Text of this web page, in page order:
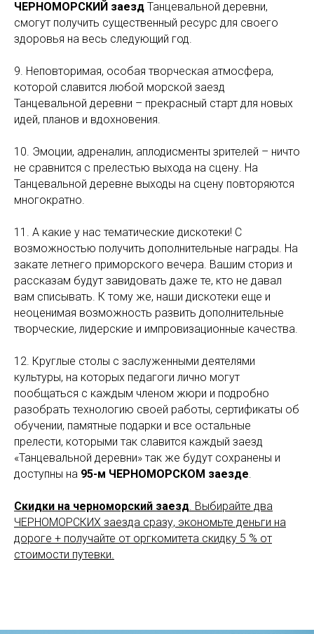
ЧЕРНОМОРСКИЙ заезд Танцевальной деревни,
смогут получить существенный ресурс для своего
здоровья на весь следующий год.
9. Неповторимая, особая творческая атмосфера,
которой славится любой морской заезд
Танцевальной деревни – прекрасный старт для новых
идей, планов и вдохновения.
10. Эмоции, адреналин, аплодисменты зрителей – ничто
не сравнится с прелестью выхода на сцену. На
Танцевальной деревне выходы на сцену повторяются
многократно.
11. А какие у нас тематические дискотеки! С
возможностью получить дополнительные награды. На
закате летнего приморского вечера. Вашим сториз и
рассказам будут завидовать даже те, кто не давал
вам списывать. К тому же, наши дискотеки еще и
неоценимая возможность развить дополнительные
творческие, лидерские и импровизационные качества.
12. Круглые столы с заслуженными деятелями
культуры, на которых педагоги лично могут
пообщаться с каждым членом жюри и подробно
разобрать технологию своей работы, сертификаты об
обучении, памятные подарки и все остальные
прелести, которыми так славится каждый заезд
«Танцевальной деревни» так же будут сохранены и
доступны на 95-м ЧЕРНОМОРСКОМ заезде
Скидки на черноморский заезд . Выбирайте два
ЧЕРНОМОРСКИХ заезда сразу, экономьте деньги на
дороге + получайте от оргкомитета скидку 5 % от
стоимости путевки.